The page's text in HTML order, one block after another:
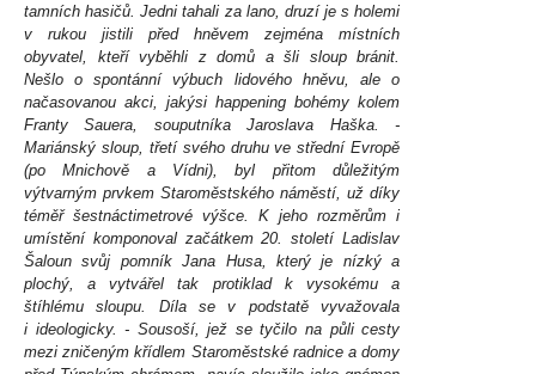
tamních hasičů. Jedni tahali za lano, druzí je s holemi
v rukou jistili před hněvem zejména místních
obyvatel, kteří vyběhli z domů a šli sloup bránit.
Nešlo o spontánní výbuch lidového hněvu, ale o
načasovanou akci, jakýsi happening bohémy kolem
Franty Sauera, souputníka Jaroslava Haška. -
Mariánský sloup, třetí svého druhu ve střední Evropě
(po Mnichově a Vídni), byl přitom důležitým
výtvarným prvkem Staroměstského náměstí, už díky
téměř šestnáctimetrové výšce. K jeho rozměrům i
umístění komponoval začátkem 20. století Ladislav
Šaloun svůj pomník Jana Husa, který je nízký a
plochý, a vytvářel tak protiklad k vysokému a
štíhlému sloupu. Díla se v podstatě vyvažovala
i ideologicky. - Sousoší, jež se tyčilo na půli cesty
mezi zničeným křídlem Staroměstské radnice a domy